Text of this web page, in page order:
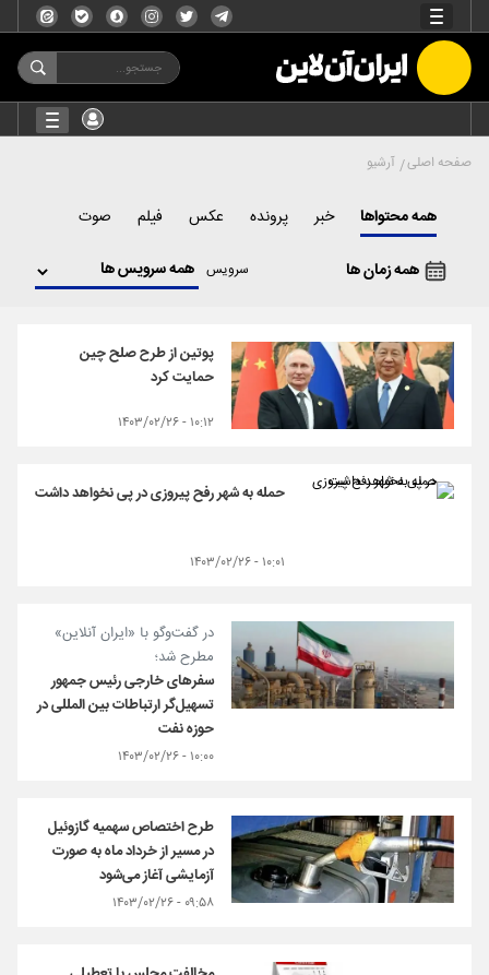
صفحه اصلی آرشیو
همه محتواها خبر پرونده عکس فیلم صوت
همه زمان ها سرویس
پوتین از طرح صلح چین
حمایت کرد
۱۰:۱۲ - ۱۴۰۳/۰۲/۲۶
حمله به شهر رفح پیروزی در پی نخواهد داشت
۱۰:۰۱ - ۱۴۰۳/۰۲/۲۶
در گفت‌وگو با «ایران آنلاین»
مطرح شد؛
سفرهای خارجی رئیس جمهور
تسهیل‌گر ارتباطات بین المللی در
حوزه نفت
۱۰:۰۰ - ۱۴۰۳/۰۲/۲۶
طرح اختصاص سهمیه گازوئیل
در مسیر از خرداد ماه به صورت
آزمایشی آغاز می‌شود
۰۹:۵۸ - ۱۴۰۳/۰۲/۲۶